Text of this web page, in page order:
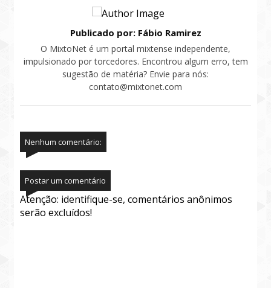
Publicado por: Fábio Ramirez
O MixtoNet é um portal mixtense independente,
impulsionado por torcedores. Encontrou algum erro, tem
sugestão de matéria? Envie para nós:
contato@mixtonet.com
Nenhum comentário:
Postar um comentário
Atenção: identifique-se, comentários anônimos
serão excluídos!